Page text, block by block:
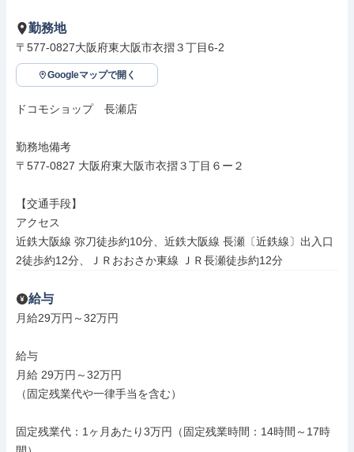
勤務地
〒577-0827大阪府東大阪市衣摺３丁目6-2
Googleマップで開く
ドコモショップ　長瀬店
勤務地備考
〒577-0827 大阪府東大阪市衣摺３丁目６ー２
【交通手段】
アクセス
近鉄大阪線 弥刀徒歩約10分、近鉄大阪線 長瀬〔近鉄線〕出入口
2徒歩約12分、ＪＲおおさか東線 ＪＲ長瀬徒歩約12分
給与
月給29万円～32万円
給与
月給 29万円～32万円
（固定残業代や一律手当を含む）
固定残業代：1ヶ月あたり3万円（固定残業時間：14時間～17時